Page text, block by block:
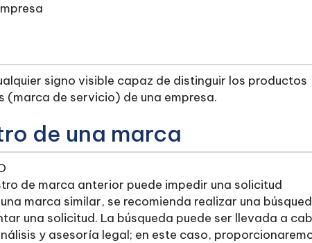
signo visible capaz de distinguir los productos
de servicio) de una empresa.
de una marca
de marca anterior puede impedir una solicitud
marca similar, se recomienda realizar una
una solicitud. La búsqueda puede ser llevada a
y asesoría legal; en este caso,